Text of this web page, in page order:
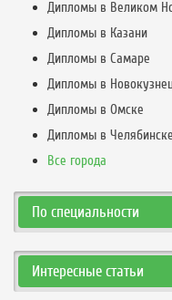
Дипломы в Великом
Дипломы в Казани
Дипломы в Самаре
Дипломы в
Дипломы в Омске
Дипломы в Челябинске
Все города
По специальности
Интересные статьи